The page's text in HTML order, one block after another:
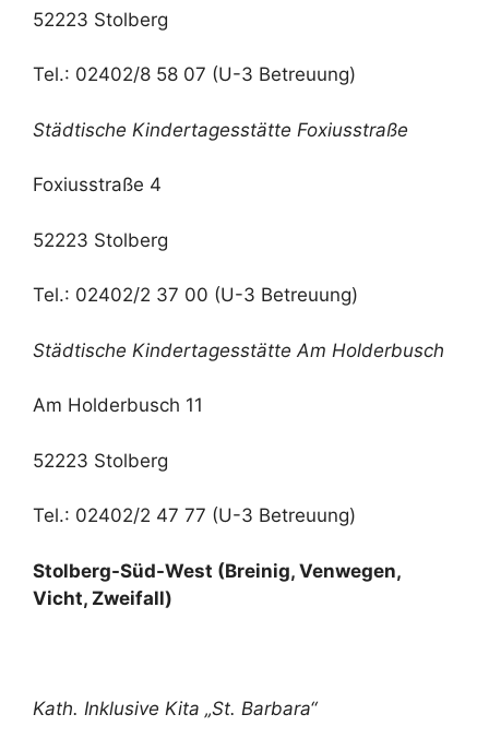
52223 Stolberg
Tel.: 02402/8 58 07 (U-3 Betreuung)
Städtische Kindertagesstätte Foxiusstraße
Foxiusstraße 4
52223 Stolberg
Tel.: 02402/2 37 00 (U-3 Betreuung)
Städtische Kindertagesstätte Am Holderbusch
Am Holderbusch 11
52223 Stolberg
Tel.: 02402/2 47 77 (U-3 Betreuung)
Stolberg-Süd-West (Breinig, Venwegen,
Vicht, Zweifall)
Kath. Inklusive Kita „St. Barbara“